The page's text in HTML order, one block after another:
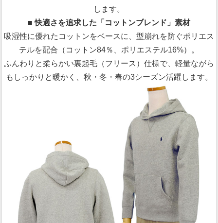
します。
■ 快適さを追求した「コットンブレンド」素材
吸湿性に優れたコットンをベースに、型崩れを防ぐポリエス
テルを配合（コットン84％、ポリエステル16%）。
ふんわりと柔らかい裏起毛（フリース）仕様で、軽量ながら
もしっかりと暖かく、秋・冬・春の3シーズン活躍します。